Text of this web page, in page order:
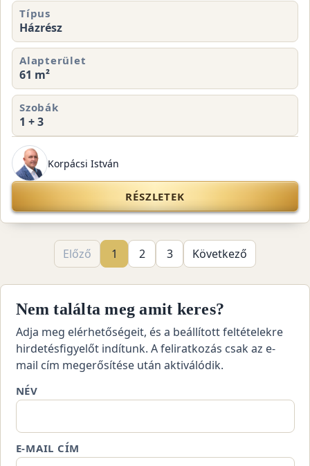
Típus
Házrész
Alapterület
61 m²
Szobák
1 + 3
Korpácsi István
RÉSZLETEK
Előző 1 2 3 Következő
Nem találta meg amit keres?
Adja meg elérhetőségeit, és a beállított feltételekre
hirdetésfigyelőt indítunk. A feliratkozás csak az e-
mail cím megerősítése után aktiválódik.
NÉV
E-MAIL CÍM